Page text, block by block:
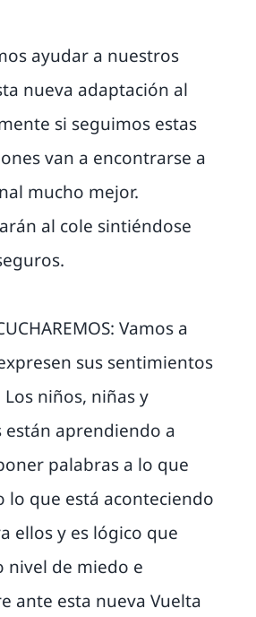
ayudar a nuestros
nueva adaptación al
si seguimos estas
van a encontrarse a
mucho mejor.
al cole sintiéndose
Vamos a
sus sentimientos
niños, niñas y
están aprendiendo a
palabras a lo que
lo que está aconteciendo
ellos y es lógico que
nivel de miedo e
ante esta nueva Vuelta